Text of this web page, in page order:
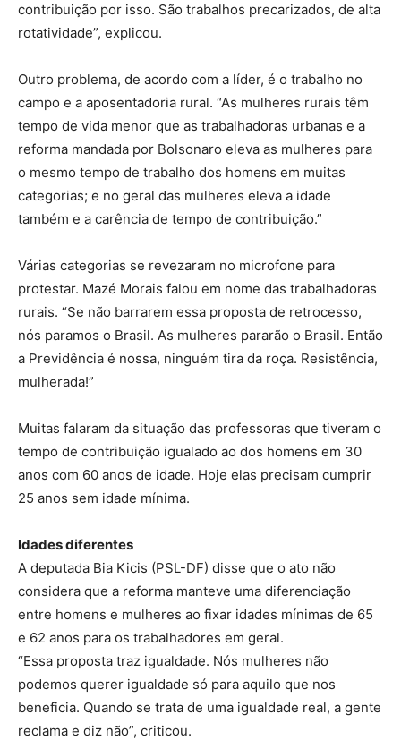
contribuição por isso. São trabalhos precarizados, de alta
rotatividade”, explicou.
Outro problema, de acordo com a líder, é o trabalho no
campo e a aposentadoria rural. “As mulheres rurais têm
tempo de vida menor que as trabalhadoras urbanas e a
reforma mandada por Bolsonaro eleva as mulheres para
o mesmo tempo de trabalho dos homens em muitas
categorias; e no geral das mulheres eleva a idade
também e a carência de tempo de contribuição.”
Várias categorias se revezaram no microfone para
protestar. Mazé Morais falou em nome das trabalhadoras
rurais. “Se não barrarem essa proposta de retrocesso,
nós paramos o Brasil. As mulheres pararão o Brasil. Então
a Previdência é nossa, ninguém tira da roça. Resistência,
mulherada!”
Muitas falaram da situação das professoras que tiveram o
tempo de contribuição igualado ao dos homens em 30
anos com 60 anos de idade. Hoje elas precisam cumprir
25 anos sem idade mínima.
Idades diferentes
A deputada Bia Kicis (PSL-DF) disse que o ato não
considera que a reforma manteve uma diferenciação
entre homens e mulheres ao fixar idades mínimas de 65
e 62 anos para os trabalhadores em geral.
“Essa proposta traz igualdade. Nós mulheres não
podemos querer igualdade só para aquilo que nos
beneficia. Quando se trata de uma igualdade real, a gente
reclama e diz não”, criticou.